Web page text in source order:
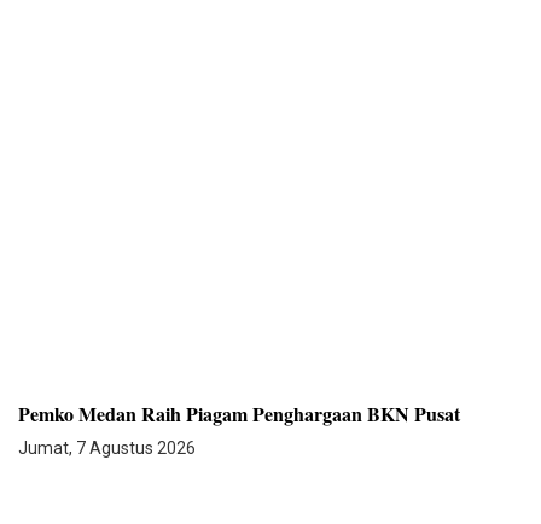
Pemko Medan Raih Piagam Penghargaan BKN Pusat
Jumat, 7 Agustus 2026